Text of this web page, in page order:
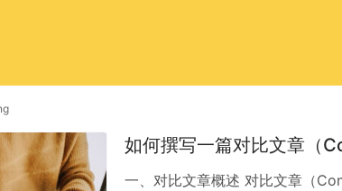
如何撰写一篇对比文章（
一、对比文章概述 对比文章（